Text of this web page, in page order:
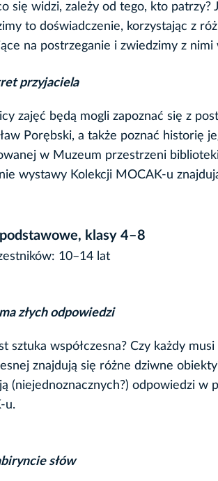
się widzi, zależy od tego, kto
to doświadczenie, korzystając z
na postrzeganie i zwiedzimy z
przyjaciela
zajęć będą mogli zapoznać się z
Porębski, a także poznać historię
w Muzeum przestrzeni
wystawy Kolekcji MOCAK-u
podstawowe, klasy 4–8
10–14 lat
złych odpowiedzi
sztuka współczesna? Czy każdy
znajdują się różne dziwne
(niejednoznacznych?) odpowiedzi w
u.
słów